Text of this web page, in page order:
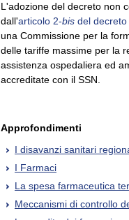
L'adozione del decreto non
dall'articolo 2-bis del
una Commissione per la
delle tariffe massime per la
assistenza ospedaliera ed
accreditate con il SSN.
Approfondimenti
I disavanzi sanitari
I Farmaci
La spesa farmaceutica
Meccanismi di controllo